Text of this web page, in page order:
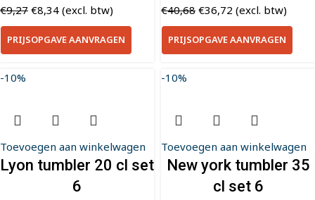
€9,27 €8,34 (excl. btw)
PRIJSOPGAVE AANVRAGEN
€40,68 €36,72 (excl. btw)
PRIJSOPGAVE AANVRAGEN
-10%
Toevoegen aan winkelwagen
Lyon tumbler 20 cl set
6
-10%
Toevoegen aan winkelwagen
New york tumbler 35
cl set 6